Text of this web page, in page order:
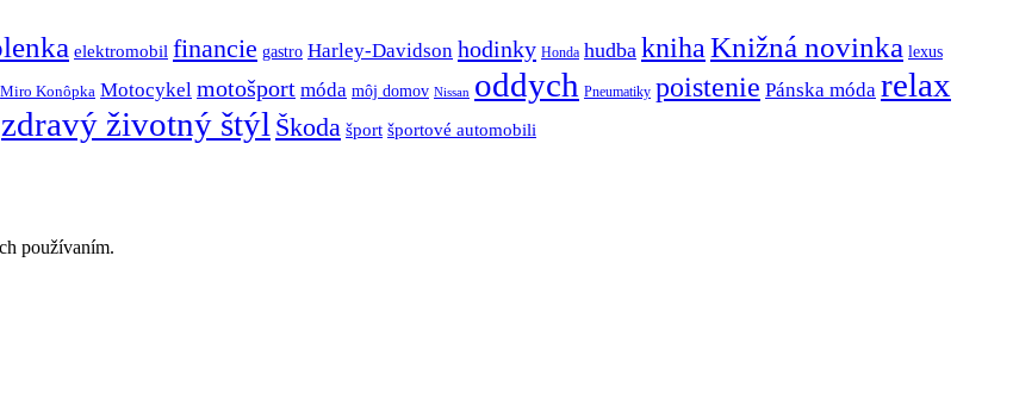
elektromobil financie gastro Harley-Davidson hodinky Honda hudba kniha Knižná novinka lexus
Miro Konôpka Motocykel motošport móda môj domov Nissan oddych Pneumatiky poistenie Pánska móda relax
zdravý životný štýl Škoda šport športové automobili
používaním.